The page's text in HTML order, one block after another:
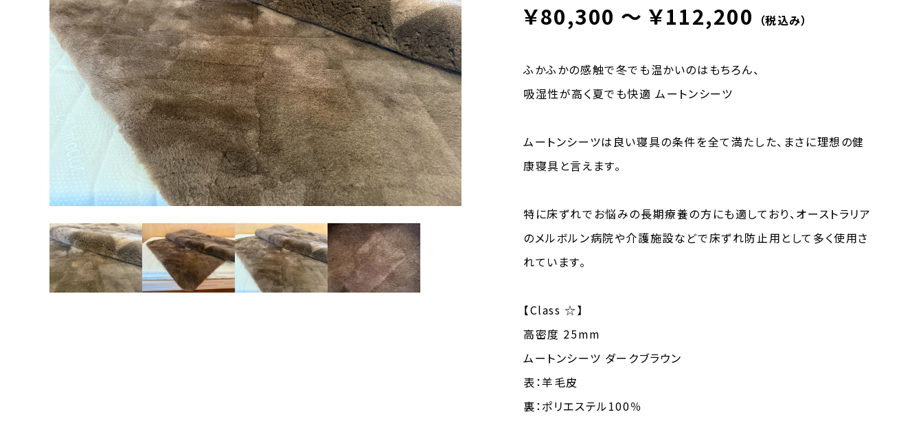
￥80,300 ～ ￥112,200 （税込み）
ふかふかの感触で冬でも温かいのはもちろん、
吸湿性が高く夏でも快適 ムートンシーツ
ムートンシーツは良い寝具の条件を全て満たした、まさに理想の健
康寝具と言えます。
特に床ずれでお悩みの長期療養の方にも適しており、オーストラリア
のメルボルン病院や介護施設などで床ずれ防止用として多く使用さ
れています。
【Class ☆】
高密度 25mm
ムートンシーツ ダークブラウン
表：羊毛皮
裏：ポリエステル100％